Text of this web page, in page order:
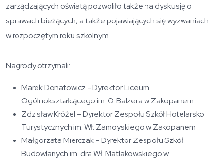
zarządzających oświatą pozwoliło także na dyskusję o
sprawach bieżących, a także pojawiających się wyzwaniach
w rozpoczętym roku szkolnym.
Nagrody otrzymali:
Marek Donatowicz - Dyrektor Liceum
Ogólnokształcącego im. O. Balzera w Zakopanem
Zdzisław Króżel – Dyrektor Zespołu Szkół Hotelarsko
Turystycznych im. Wł. Zamoyskiego w Zakopanem
Małgorzata Mierczak – Dyrektor Zespołu Szkół
Budowlanych im. dra Wł. Matlakowskiego w